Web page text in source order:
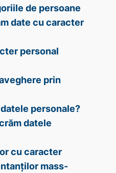
de persoane
date cu caracter
personal
prin
personale?
datele
cu caracter
mass-